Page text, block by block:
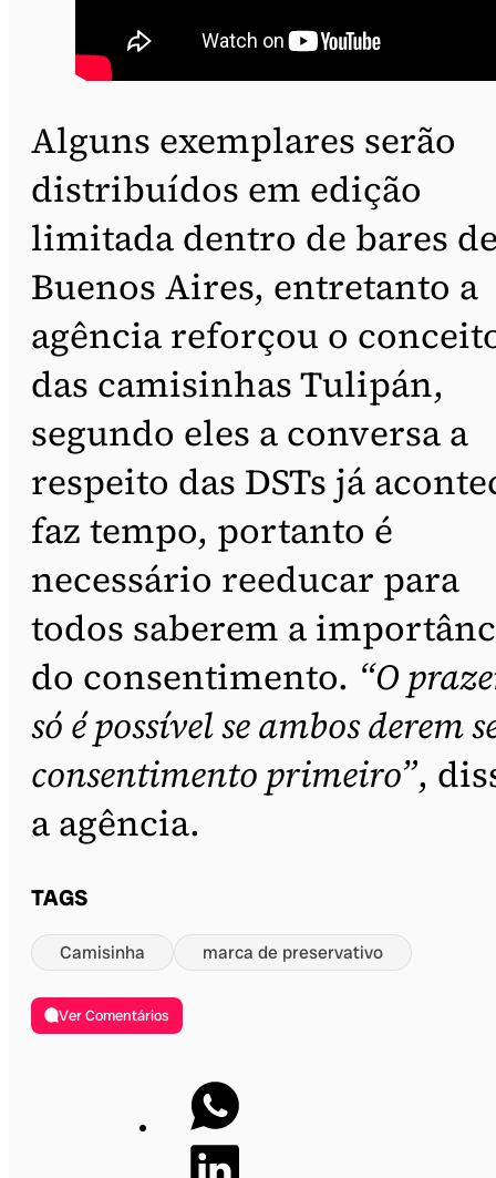
Alguns exemplares serão
distribuídos em edição
limitada dentro de bares
Buenos Aires, entretanto a
agência reforçou o
das camisinhas Tulipán,
segundo eles a conversa a
respeito das DSTs já
faz tempo, portanto é
necessário reeducar para
todos saberem a
do consentimento. “O
só é possível se ambos derem
consentimento primeiro”,
a agência.
TAGS
Camisinha marca de preservativo
Ver Comentários